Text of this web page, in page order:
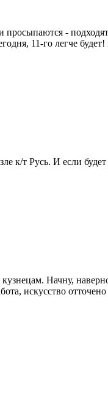
просыпаются -
11-го легче будет!
к/т Русь. И если будет
Начну,
искусство